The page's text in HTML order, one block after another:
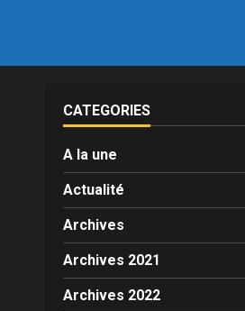
CATEGORIES
A la une
Actualité
Archives
Archives 2021
Archives 2022